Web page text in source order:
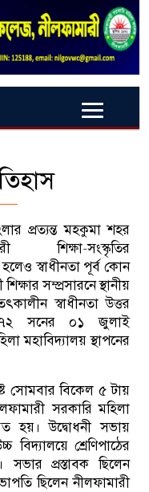
প্রত্যন্ত মহকুমা শহর
শিক্ষা-সংস্কৃতির
স্বাধীনতা পূর্ব কোন
সম্প্রসারনে স্থানীয়
স্বাধীনতা উত্তর
সনের ০১ জুলাই
মহাবিদ্যালয় স্থাপনের
সোমবার বিকেল ৫ টায়
সরকারি মহিলা
হয়। উদ্বোধনী সভায়
বিদ্যালয়ে শ্রেণিপাঠের
প্রস্তাবক ছিলেন
ছিলেন নীলফামারী